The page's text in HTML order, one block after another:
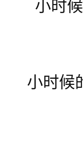
小时
小时候